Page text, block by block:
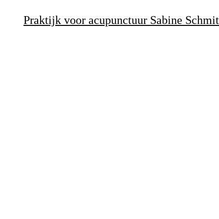
Praktijk voor acupunctuur Sabine